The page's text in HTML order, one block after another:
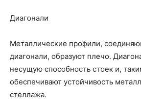
Диагонали
Металлические профили,
диагонали, образуют плечо.
несущую способность стоек и,
обеспечивают устойчивость
стеллажа.